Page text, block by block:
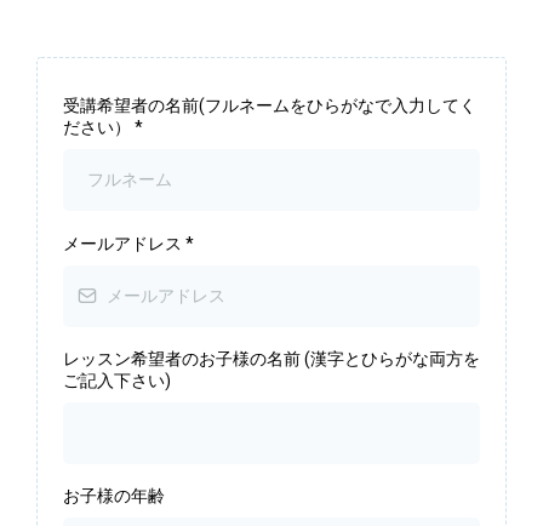
受講希望者の名前(フルネームをひらがなで入力してく
ださい） *
メールアドレス *
レッスン希望者のお子様の名前 (漢字とひらがな両方を
ご記入下さい)
お子様の年齢